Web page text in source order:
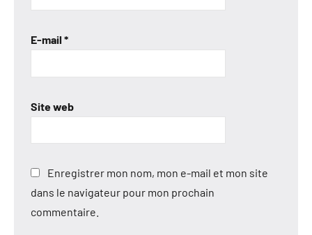
E-mail *
Site web
Enregistrer mon nom, mon e-mail et mon site
dans le navigateur pour mon prochain
commentaire.